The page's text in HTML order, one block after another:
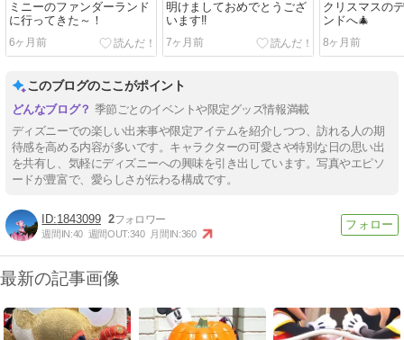
ミニーのファンダーランド
に行ってきた～！
6ヶ月前
明けましておめでとうござ
います‼️
7ヶ月前
クリスマスの
ンドへ🎄
8ヶ月前
このブログのここがポイント
季節ごとのイベントや限定グッズ情報満載
ディズニーでの楽しい出来事や限定アイテムを紹介しつつ、訪れる人の期
待感を高める内容が多いです。キャラクターの可愛さや特別な日の思い出
を共有し、気軽にディズニーへの興味を引き出しています。写真やエピソ
ードが豊富で、愛らしさが伝わる構成です。
1843099 2
週間IN:40 週間OUT:340 月間IN:360
最新の記事画像